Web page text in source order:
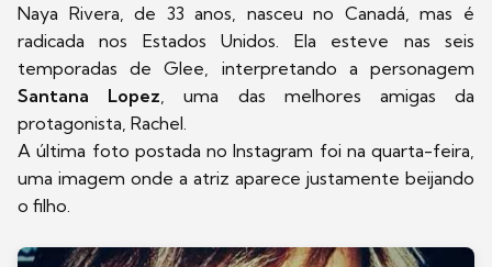
Naya Rivera, de 33 anos, nasceu no Canadá, mas é
radicada nos Estados Unidos. Ela esteve nas seis
temporadas de Glee, interpretando a personagem
Santana Lopez , uma das melhores amigas da
protagonista, Rachel.
A última foto postada no Instagram foi na quarta-feira,
uma imagem onde a atriz aparece justamente beijando
o filho.